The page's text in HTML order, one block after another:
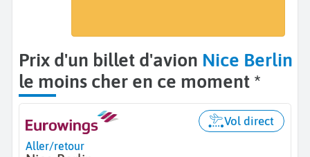
Prix d'un billet d'avion Nice Berlin
le moins cher en ce moment *
Aller/retour
Vol direct